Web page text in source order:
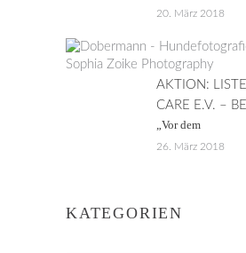
20. März 2018
AKTION:
CARE E.V. –
„Vor dem
26. März 2018
KATEGORIEN